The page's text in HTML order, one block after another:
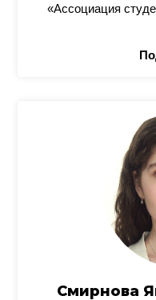
«Ассоциация
Смирнова